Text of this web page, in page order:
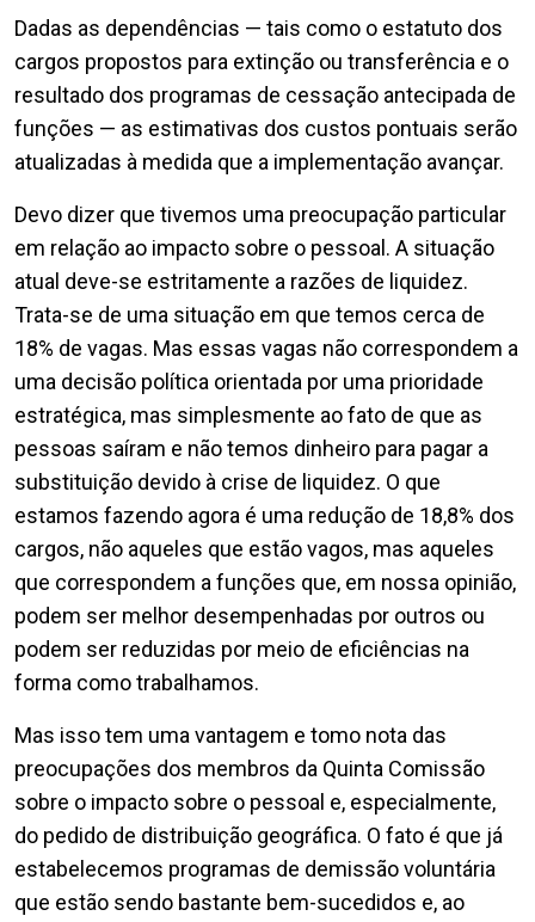
Dadas as dependências — tais como o estatuto dos
cargos propostos para extinção ou transferência e o
resultado dos programas de cessação antecipada de
funções — as estimativas dos custos pontuais serão
atualizadas à medida que a implementação avançar.
Devo dizer que tivemos uma preocupação particular
em relação ao impacto sobre o pessoal. A situação
atual deve-se estritamente a razões de liquidez.
Trata-se de uma situação em que temos cerca de
18% de vagas. Mas essas vagas não correspondem a
uma decisão política orientada por uma prioridade
estratégica, mas simplesmente ao fato de que as
pessoas saíram e não temos dinheiro para pagar a
substituição devido à crise de liquidez. O que
estamos fazendo agora é uma redução de 18,8% dos
cargos, não aqueles que estão vagos, mas aqueles
que correspondem a funções que, em nossa opinião,
podem ser melhor desempenhadas por outros ou
podem ser reduzidas por meio de eficiências na
forma como trabalhamos.
Mas isso tem uma vantagem e tomo nota das
preocupações dos membros da Quinta Comissão
sobre o impacto sobre o pessoal e, especialmente,
do pedido de distribuição geográfica. O fato é que já
estabelecemos programas de demissão voluntária
que estão sendo bastante bem-sucedidos e, ao